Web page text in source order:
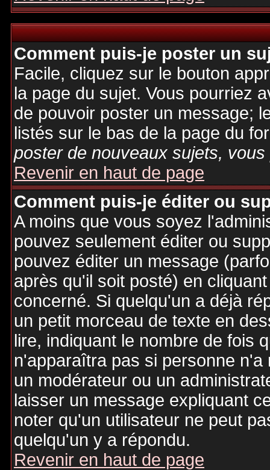
Comment puis-je poster un
Facile, cliquez sur le bouton
la page du sujet. Vous pourriez
de pouvoir poster un message;
listés sur le bas de la page du
poster de nouveaux sujets,
Revenir en haut de page
Comment puis-je éditer ou
A moins que vous soyez
pouvez seulement éditer ou
pouvez éditer un message
après qu'il soit posté) en
concerné. Si quelqu'un a déjà
un petit morceau de texte en
lire, indiquant le nombre de fois
n'apparaîtra pas si personne
un modérateur ou un
laisser un message expliquant
noter qu'un utilisateur ne peut
quelqu'un y a répondu.
Revenir en haut de page